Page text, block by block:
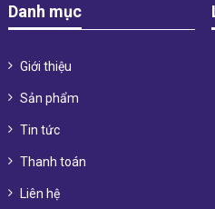
Danh mục
Giới thiệu
Sản phẩm
Tin tức
Thanh toán
Liên hệ